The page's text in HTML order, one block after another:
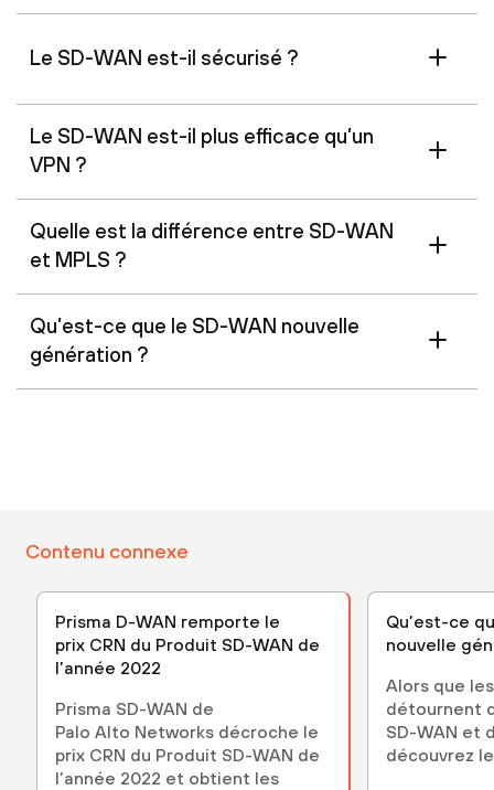
Le SD-WAN est-il sécurisé ?
Le SD-WAN est-il plus efficace qu’un
VPN ?
Quelle est la différence entre SD-WAN
et MPLS ?
Qu’est-ce que le SD-WAN nouvelle
génération ?
Contenu connexe
Prisma D-WAN remporte le
prix CRN du Produit SD-WAN de
l’année 2022
Prisma SD-WAN de
Palo Alto Networks décroche le
prix CRN du Produit SD-WAN de
l’année 2022 et obtient les
Qu’est-ce
nouvelle
Alors que
détournent
SD-WAN et
découvrez